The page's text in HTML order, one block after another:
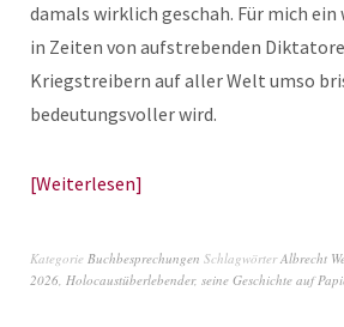
damals wirklich geschah. Für mich ein
in Zeiten von aufstrebenden
Kriegstreibern auf aller Welt umso
bedeutungsvoller wird.
Weiterlesen
Kategorie Buchbesprechungen SchlagwörterAlbrecht
2026, Holocaustüberlebender, seine Geschichte auf